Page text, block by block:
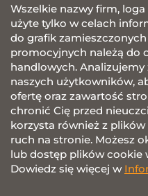
Wszelkie nazwy firm,
użyte tylko w celach
do grafik
promocyjnych należą
handlowych.
naszych użytkowników,
ofertę oraz zawartość
chronić Cię przed
korzysta również z
ruch na stronie. Możesz
lub dostęp plików cookie
Dowiedz się więcej w